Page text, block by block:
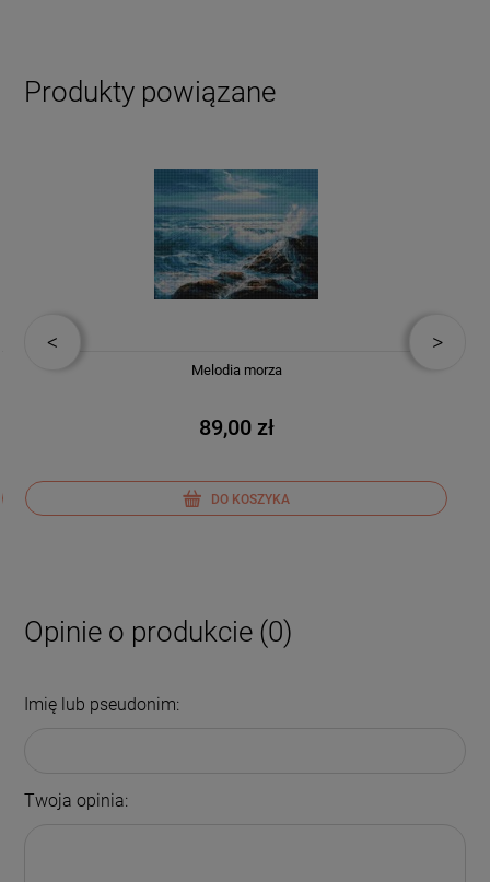
Produkty powiązane
Melodia morza
89,00 zł
DO KOSZYKA
Opinie o produkcie (0)
Imię lub pseudonim:
Twoja opinia: